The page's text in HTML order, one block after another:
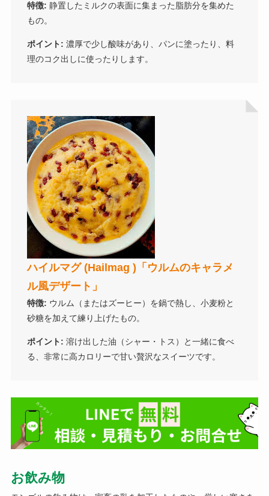
特徴: 静置したミルクの表面に集まった脂肪分を集めた
もの。
ポイント: 濃厚で少し酸味があり、パンに塗ったり、料
理のコク出しに使ったりします。
ハイルマグ (Hailmag )「ウルムのキャラメ
ル風デザート」
特徴: ウルム（またはズーヒー）を鍋で熱し、小麦粉と
砂糖を加えて練り上げたもの。
ポイント: 溶け出した油（シャー・トス）と一緒に食べ
る、非常に高カロリーで甘い贅沢なスイーツです。
お飲み物